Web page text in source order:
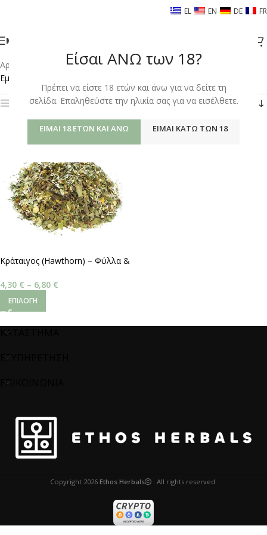
Είσαι ΑΝΩ των 18?
Πρέπει να είστε 18 ετών και άνω για να δείτε τη
σελίδα. Επαληθεύστε την ηλικία σας για να εισέλθετε.
ΕΊΜΑΙ 18 ΕΤΏΝ ΚΑΙ ΆΝΩ ΕΊΜΑΙ ΚΆΤΩ ΤΩΝ 18
EL EN DE FR
ΜΕΝΟΎ
Αρχική σελίδα Shop/Προϊόντα με ετικέτα “HAWTHORN”
Εμφάνιση του μοναδικού αποτελέσματος
Φίλτρα
Κράταιγος (Hawthorn) – Φύλλα &
4,30 € – 6,80 €
ΕΠΙΛΟΓΉ
ΚΑΤΑΣΤΗΜΑ
ΕΞΥΠΗΡΕΤΗΣΗ
ΕΠΙΚΟΙΝΩΝΙΑ
Copyright 2026 Ethos Herbals . All rights reserved.